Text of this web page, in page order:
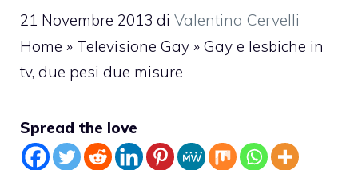
21 Novembre 2013 di Valentina Cervelli
Home » Televisione Gay » Gay e lesbiche in
tv, due pesi due misure
Spread the love